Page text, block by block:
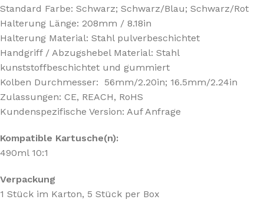
Standard Farbe: Schwarz; Schwarz/Blau; Schwarz/Rot
Halterung Länge: 208mm / 8.18in
Halterung Material: Stahl pulverbeschichtet
Handgriff / Abzugshebel Material: Stahl
kunststoffbeschichtet und gummiert
Kolben Durchmesser: 56mm/2.20in; 16.5mm/2.24in
Zulassungen: CE, REACH, RoHS
Kundenspezifische Version: Auf Anfrage
Kompatible Kartusche(n):
490ml 10:1
Verpackung
1 Stück im Karton, 5 Stück per Box